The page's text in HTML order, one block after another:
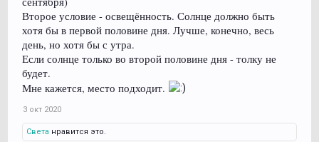
Второе условие - освещённость. Солнце должно быть
хотя бы в первой половине дня. Лучше, конечно, весь
день, но хотя бы с утра.
Если солнце только во второй половине дня - толку не
будет.
Мне кажется, место подходит.
3 окт 2020
Света нравится это.